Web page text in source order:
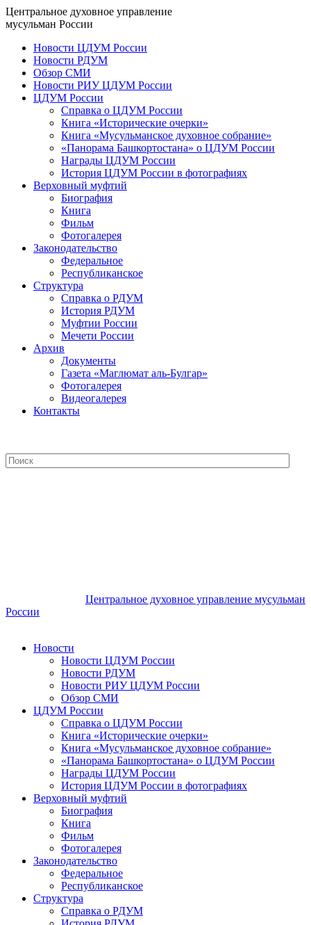
Центральное духовное управление
мусульман России
Новости ЦДУМ России
Новости РДУМ
Обзор СМИ
Новости РИУ ЦДУМ России
ЦДУМ России
Справка о ЦДУМ России
Книга «Исторические очерки»
Книга «Мусульманское духовное собрание»
«Панорама Башкортостана» о ЦДУМ России
Награды ЦДУМ России
История ЦДУМ России в фотографиях
Верховный муфтий
Биография
Книга
Фильм
Фотогалерея
Законодательство
Федеральное
Республиканское
Структура
Справка о РДУМ
История РДУМ
Муфтии России
Мечети России
Архив
Документы
Газета «Маглюмат аль-Булгар»
Фотогалерея
Видеогалерея
Контакты
Центральное духовное управление мусульман
России
Новости
Новости ЦДУМ России
Новости РДУМ
Новости РИУ ЦДУМ России
Обзор СМИ
ЦДУМ России
Справка о ЦДУМ России
Книга «Исторические очерки»
Книга «Мусульманское духовное собрание»
«Панорама Башкортостана» о ЦДУМ России
Награды ЦДУМ России
История ЦДУМ России в фотографиях
Верховный муфтий
Биография
Книга
Фильм
Фотогалерея
Законодательство
Федеральное
Республиканское
Структура
Справка о РДУМ